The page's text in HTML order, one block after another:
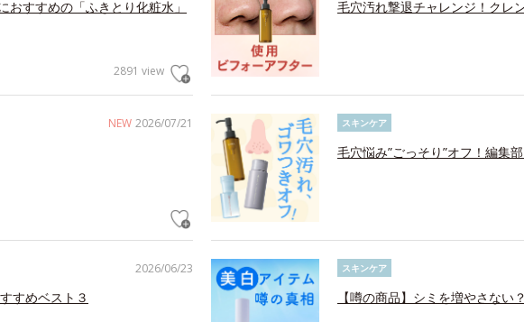
すすめの「ふきとり化粧水」
2891 view
毛穴汚れ撃退チャレンジ！クレ
NEW 2026/07/21 スキンケア
毛穴悩み”ごっそり”オフ！編集
2026/06/23
すめベスト３
スキンケア
【噂の商品】シミを増やさない